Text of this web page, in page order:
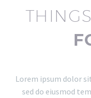
Lorem ipsum dolor
sed do eiusmod